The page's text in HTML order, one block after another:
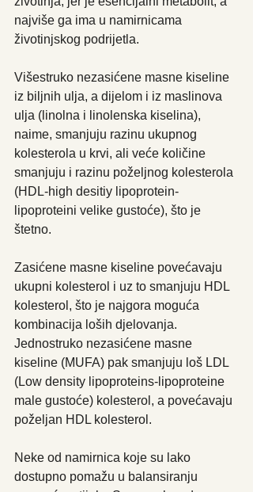
najviše ga ima u namirnicama
životinjskog podrijetla.
Višestruko nezasićene masne kiseline
iz biljnih ulja, a dijelom i iz maslinova
ulja (linolna i linolenska kiselina),
naime, smanjuju razinu ukupnog
kolesterola u krvi, ali veće količine
smanjuju i razinu poželjnog kolesterola
(HDL-high desitiy lipoprotein-
lipoproteini velike gustoće), što je
štetno.
Zasićene masne kiseline povećavaju
ukupni kolesterol i uz to smanjuju HDL
kolesterol, što je najgora moguća
kombinacija loših djelovanja.
Jednostruko nezasićene masne
kiseline (MUFA) pak smanjuju loš LDL
(Low density lipoproteins-lipoproteine
male gustoće) kolesterol, a povećavaju
poželjan HDL kolesterol.
Neke od namirnica koje su lako
dostupno pomažu u balansiranju